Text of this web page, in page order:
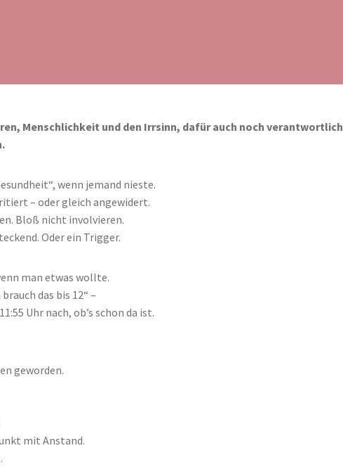
Menschlichkeit und den Irrsinn, dafür auch noch verantwortlich
wenn jemand nieste.
– oder gleich angewidert.
Bloß nicht involvieren.
Oder ein Trigger.
man etwas wollte.
das bis 12“ –
Uhr nach, ob’s schon da ist.
geworden.
mit Anstand.